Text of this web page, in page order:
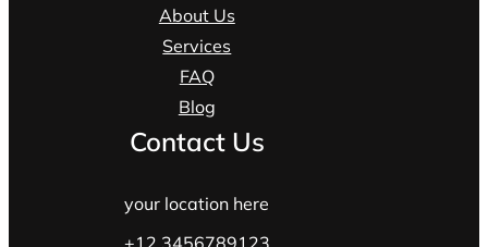
About Us
Services
FAQ
Blog
Contact Us
your location here
+12 3456789123